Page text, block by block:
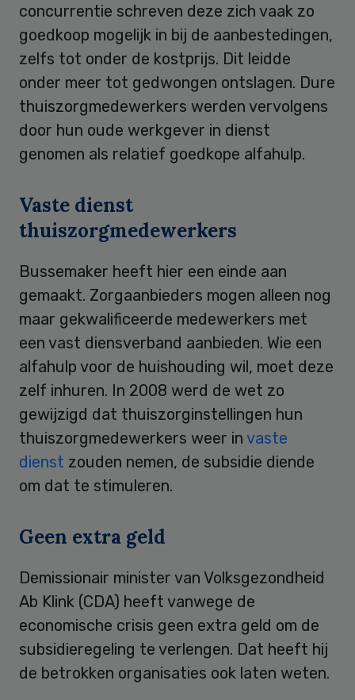
concurrentie schreven deze zich vaak zo
goedkoop mogelijk in bij de aanbestedingen,
zelfs tot onder de kostprijs. Dit leidde
onder meer tot gedwongen ontslagen. Dure
thuiszorgmedewerkers werden vervolgens
door hun oude werkgever in dienst
genomen als relatief goedkope alfahulp.
Vaste dienst
thuiszorgmedewerkers
Bussemaker heeft hier een einde aan
gemaakt. Zorgaanbieders mogen alleen nog
maar gekwalificeerde medewerkers met
een vast diensverband aanbieden. Wie een
alfahulp voor de huishouding wil, moet deze
zelf inhuren. In 2008 werd de wet zo
gewijzigd dat thuiszorginstellingen hun
thuiszorgmedewerkers weer in vaste
dienst zouden nemen, de subsidie diende
om dat te stimuleren.
Geen extra geld
Demissionair minister van Volksgezondheid
Ab Klink (CDA) heeft vanwege de
economische crisis geen extra geld om de
subsidieregeling te verlengen. Dat heeft hij
de betrokken organisaties ook laten weten.